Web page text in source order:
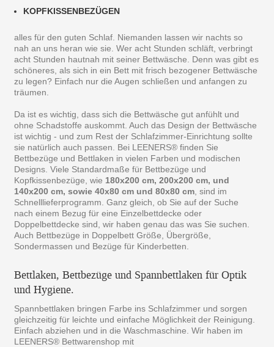
KOPFKISSENBEZÜGEN
alles für den guten Schlaf. Niemanden lassen wir nachts so
nah an uns heran wie sie. Wer acht Stunden schläft, verbringt
acht Stunden hautnah mit seiner Bettwäsche. Denn was gibt es
schöneres, als sich in ein Bett mit frisch bezogener Bettwäsche
zu legen? Einfach nur die Augen schließen und anfangen zu
träumen.
Da ist es wichtig, dass sich die Bettwäsche gut anfühlt und
ohne Schadstoffe auskommt. Auch das Design der Bettwäsche
ist wichtig - und zum Rest der Schlafzimmer-Einrichtung sollte
sie natürlich auch passen. Bei LEENERS® finden Sie
Bettbezüge und Bettlaken in vielen Farben und modischen
Designs. Viele Standardmaße für Bettbezüge und
Kopfkissenbezüge, wie 180x200 cm, 200x200 cm, und
140x200 cm, sowie 40x80 cm und 80x80 cm , sind im
Schnelllieferprogramm. Ganz gleich, ob Sie auf der Suche
nach einem Bezug für eine Einzelbettdecke oder
Doppelbettdecke sind, wir haben genau das was Sie suchen.
Auch Bettbezüge in Doppelbett Größe, Übergröße,
Sondermassen und Bezüge für Kinderbetten.
Bettlaken, Bettbezüge und Spannbettlaken für Optik
und Hygiene.
Spannbettlaken bringen Farbe ins Schlafzimmer und sorgen
gleichzeitig für leichte und einfache Möglichkeit der Reinigung.
Einfach abziehen und in die Waschmaschine. Wir haben im
LEENERS® Bettwarenshop mit